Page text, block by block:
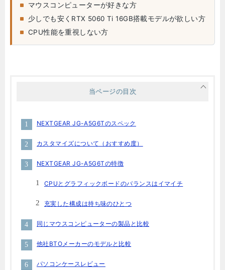
マウスコンピューターが好きな方
少しでも安くRTX 5060 Ti 16GB搭載モデルが欲しい方
CPU性能を重視しない方
当ページの目次
NEXTGEAR JG-A5G6Tのスペック
カスタマイズについて（おすすめ度）
NEXTGEAR JG-A5G6Tの特徴
CPUとグラフィックボードのバランスはイマイチ
充実した構成は持ち味のひとつ
同じマウスコンピューターの製品と比較
他社BTOメーカーのモデルと比較
パソコンケースレビュー